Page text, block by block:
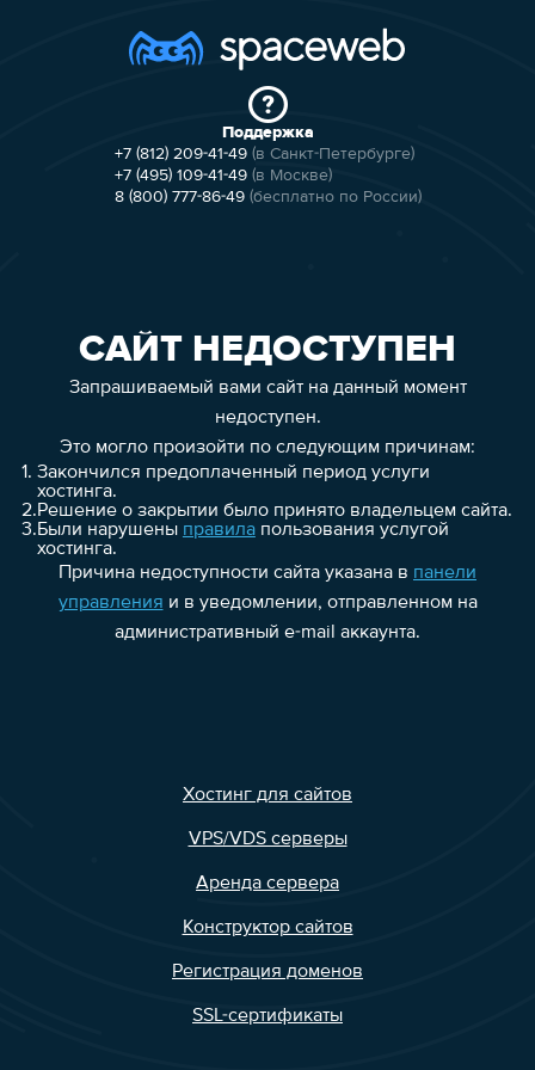
Поддержка
+7 (812) 209-41-49 (в Санкт-Петербурге)
+7 (495) 109-41-49 (в Москве)
8 (800) 777-86-49 (бесплатно по России)
САЙТ НЕДОСТУПЕН
Запрашиваемый вами сайт на данный момент
недоступен.
Это могло произойти по следующим причинам:
1. Закончился предоплаченный период услуги
хостинга.
2.Решение о закрытии было принято владельцем сайта.
3.Были нарушены правилапользования услугой
хостинга.
Причина недоступности сайта указана в панели
управления и в уведомлении, отправленном на
административный e-mail аккаунта.
Хостинг для сайтов
VPS/VDS серверы
Аренда сервера
Конструктор сайтов
Регистрация доменов
SSL-сертификаты